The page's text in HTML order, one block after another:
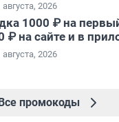
2026
1000 ₽ на
₽ на сайте и в
2026
промокоды